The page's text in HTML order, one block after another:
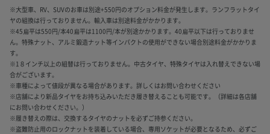
※大型車、RV、SUVのお車は別途+550円のオプション料金が発生します。ランフラットタイ
ヤの組換は行っておりません。輸入車は別途料金がかかります。
※45扁平は550円/本40扁平は1100円/本が別途かかります。40扁平以下は行っておりませ
ん。特殊ナット、アルミ鍛造ナット等インパクトの使用ができない場合別途料金がかかりま
す。
※1８インチ以上の組替は行っておりません。中古タイヤ、特殊タイヤは入れ替えできない場
合がございます。
※車種によって値段が異なる場合があります。詳しくはお問い合わせください
※店舗により新品タイヤをお持ち込みいただき履き替えることも可能です。（詳細は各店舗
にお問い合わせください。）
※履き替えの際は、交換するタイヤのナットを必ずご持参ください。
※盗難防止用のロックナットを装着している場合、専用ソケットが必要となるため、必ずご